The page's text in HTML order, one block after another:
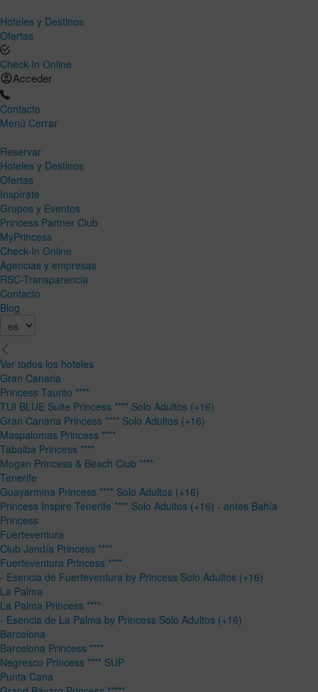
Hoteles y Destinos
Ofertas
Check-In Online
Acceder
Contacto
Menú Cerrar
Reservar
Hoteles y Destinos
Ofertas
Inspírate
Grupos y Eventos
Princess Partner Club
MyPrincess
Check-In Online
Agencias y empresas
RSC-Transparencia
Contacto
Blog
Ver todos los hoteles
Gran Canaria
Princess Taurito ****
TUI BLUE Suite Princess **** Solo Adultos (+16)
Gran Canaria Princess **** Solo Adultos (+16)
Maspalomas Princess ****
Tabaiba Princess ****
Mogan Princess & Beach Club ****
Tenerife
Guayarmina Princess **** Solo Adultos (+16)
Princess Inspire Tenerife **** Solo Adultos (+16) - antes Bahía
Princess
Fuerteventura
Club Jandía Princess ****
Fuerteventura Princess ****
- Esencia de Fuerteventura by Princess Solo Adultos (+16)
La Palma
La Palma Princess ****
- Esencia de La Palma by Princess Solo Adultos (+16)
Barcelona
Barcelona Princess ****
Negresco Princess **** SUP
Punta Cana